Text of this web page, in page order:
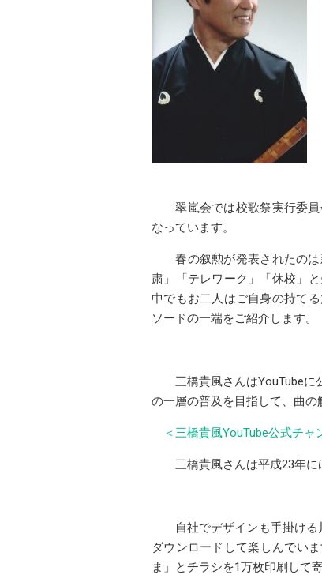
翠嵐会では校歌祭実行委員
なっています。
春の叙勲が発表されたのは
粛」「テレワーク」「休校」
中でもお二人はご自身の持て
ソードの一端をご紹介します。
三橋貴風さんはYouTubeに
の一層の普及を目指して、曲の
＜三橋貴風YouTube公式チャ
三橋貴風さんは平成23年に
自社でデザインも手掛ける
ダウンロードして楽しんでい
ま」とチラシを1万枚印刷して